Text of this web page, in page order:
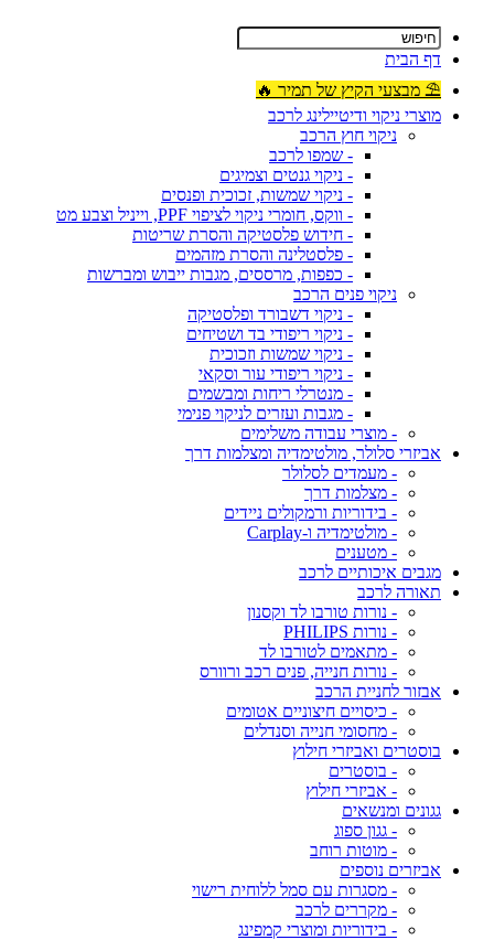
דף הבית
⛱ מבצעי הקיץ של תמיר 🔥
מוצרי ניקוי ודיטיילינג לרכב
ניקוי חוץ הרכב
- שמפו לרכב
- ניקוי גנטים וצמיגים
- ניקוי שמשות, זכוכית ופנסים
- ווקס, חומרי ניקוי לציפוי PPF, וייניל וצבע מט
- חידוש פלסטיקה והסרת שריטות
- פלסטלינה והסרת מזהמים
- כפפות, מרססים, מגבות ייבוש ומברשות
ניקוי פנים הרכב
- ניקוי דשבורד ופלסטיקה
- ניקוי ריפודי בד ושטיחים
- ניקוי שמשות וזכוכית
- ניקוי ריפודי עור וסקאי
- מנטרלי ריחות ומבשמים
- מגבות ועזרים לניקוי פנימי
- מוצרי עבודה משלימים
אביזרי סלולר, מולטימדיה ומצלמות דרך
- מעמדים לסלולר
- מצלמות דרך
- בידוריות ורמקולים ניידים
- מולטימדיה ו-Carplay
- מטענים
מגבים איכותיים לרכב
תאורה לרכב
- נורות טורבו לד וקסנון
- נורות PHILIPS
- מתאמים לטורבו לד
- נורות חנייה, פנים רכב ורוורס
אבזור לחניית הרכב
- כיסויים חיצוניים אטומים
- מחסומי חנייה וסנדלים
בוסטרים ואביזרי חילוץ
- בוסטרים
- אביזרי חילוץ
גגונים ומנשאים
- גגון ספוג
- מוטות רוחב
אביזרים נוספים
- מסגרות עם סמל ללוחית רישוי
- מקררים לרכב
- בידוריות ומוצרי קמפינג